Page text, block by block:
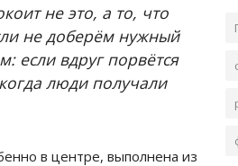
не это, а то, что
не доберём нужный
если вдруг порвётся
люди получали
в центре, выполнена из